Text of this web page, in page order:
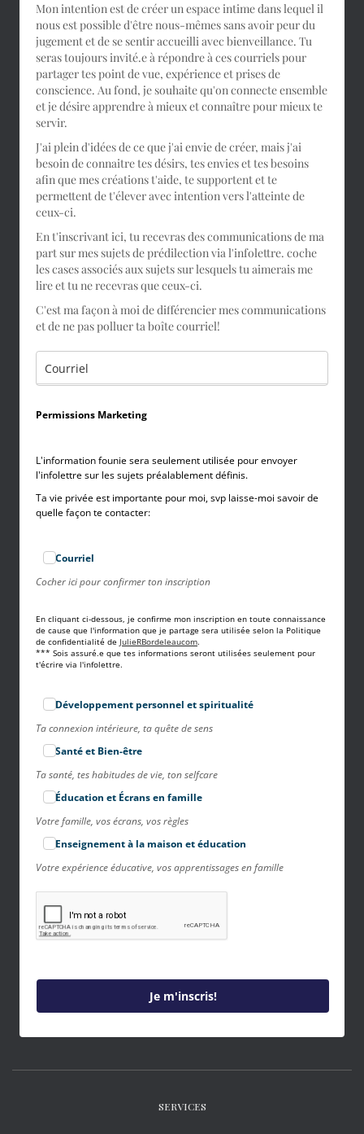
Mon intention est de créer un espace intime dans lequel il
nous est possible d'être nous-mêmes sans avoir peur du
jugement et de se sentir accueilli avec bienveillance. Tu
seras toujours invité.e à répondre à ces courriels pour
partager tes point de vue, expérience et prises de
conscience. Au fond, je souhaite qu'on connecte ensemble
et je désire apprendre à mieux et connaître pour mieux te
servir.
J'ai plein d'idées de ce que j'ai envie de créer, mais j'ai
besoin de connaitre tes désirs, tes envies et tes besoins
afin que mes créations t'aide, te supportent et te
permettent de t'élever avec intention vers l'atteinte de
ceux-ci.
En t'inscrivant ici, tu recevras des communications de ma
part sur mes sujets de prédilection via l'infolettre. coche
les cases associés aux sujets sur lesquels tu aimerais me
lire et tu ne recevras que ceux-ci.
C'est ma façon à moi de différencier mes communications
et de ne pas polluer ta boîte courriel!
Permissions Marketing
L'information founie sera seulement utilisée pour envoyer
l'infolettre sur les sujets préalablement définis.
Ta vie privée est importante pour moi, svp laisse-moi savoir de
quelle façon te contacter:
Courriel
Cocher ici pour confirmer ton inscription
En cliquant ci-dessous, je confirme mon inscription en toute connaissance
de cause que l'information que je partage sera utilisée selon la Politique
de confidentialité de JulieRBordeleaucom.
*** Sois assuré.e que tes informations seront utilisées seulement pour
t'écrire via l'infolettre.
Développement personnel et spiritualité
Ta connexion intérieure, ta quête de sens
Santé et Bien-être
Ta santé, tes habitudes de vie, ton selfcare
Éducation et Écrans en famille
Votre famille, vos écrans, vos règles
Enseignement à la maison et éducation
Votre expérience éducative, vos apprentissages en famille
Je m'inscris!
SERVICES